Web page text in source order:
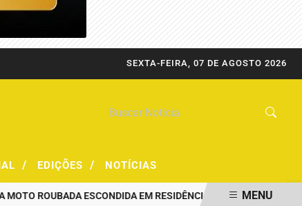
SEXTA-FEIRA, 07 DE AGOSTO 2026
/ EDIÇÕES / NOTÍCIAS
ROUBADA ESCONDIDA EM RESIDÊNCIA PRF CAPTURA
MENU